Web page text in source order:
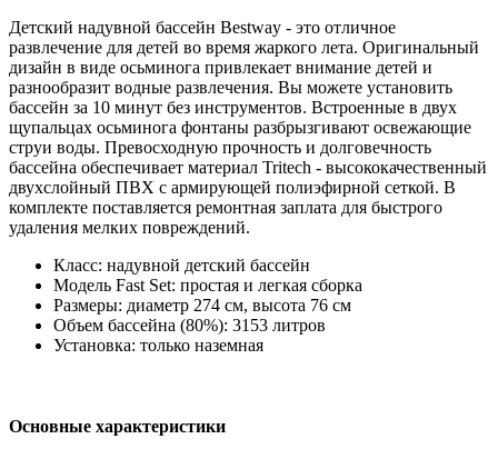
Детский надувной бассейн Bestway - это отличное
развлечение для детей во время жаркого лета. Оригинальный
дизайн в виде осьминога привлекает внимание детей и
разнообразит водные развлечения. Вы можете установить
бассейн за 10 минут без инструментов. Встроенные в двух
щупальцах осьминога фонтаны разбрызгивают освежающие
струи воды. Превосходную прочность и долговечность
бассейна обеспечивает материал Tritech - высококачественный
двухслойный ПВХ с армирующей полиэфирной сеткой. В
комплекте поставляется ремонтная заплата для быстрого
удаления мелких повреждений.
Класс: надувной детский бассейн
Модель Fast Set: простая и легкая сборка
Размеры: диаметр 274 см, высота 76 см
Объем бассейна (80%): 3153 литров
Установка: только наземная
Основные характеристики